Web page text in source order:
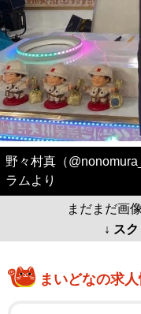
野々村真（
ラムより
まだまだ画
↓ ス
まいどなの求